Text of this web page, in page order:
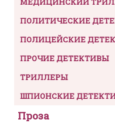
ПОЛИТИЧЕСКИЕ
ПОЛИЦЕЙСКИЕ
ПРОЧИЕ ДЕТЕКТИВЫ
ТРИЛЛЕРЫ
ШПИОНСКИЕ
Проза